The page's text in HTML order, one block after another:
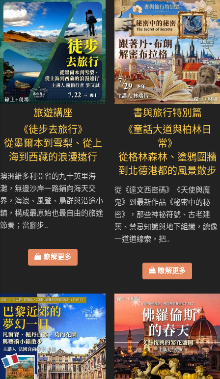
旅遊講座
《徒步去旅行》
從墨爾本到雪梨、從上
海到西藏的浪漫遠行
澳洲維多利亞省的九十英里海
灘，無邊沙岸一路鋪向海天交
界，海浪、風聲、鳥群與沿途小
鎮，構成最原始也最自由的旅途
節奏；當腳步..
瞭解更多
書與旅行特別篇
《童話大道與柏林日
常》
從格林森林、塗鴉圍牆
到北德港都的風景散步
從《達文西密碼》《天使與魔
鬼》到最新作品《秘密中的秘
密》，那些神祕符號、古老建
築、禁忌知識與地下組織，總像
一道道線索，把..
瞭解更多